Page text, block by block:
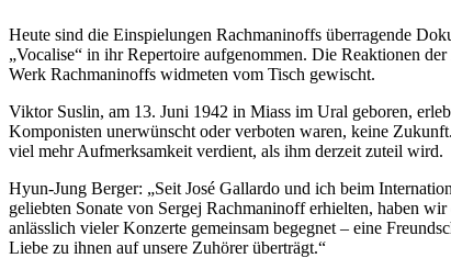
Heute sind die Einspielungen Rachmaninoffs überragende
„Vocalise“ in ihr Repertoire aufgenommen. Die Reaktionen
Werk Rachmaninoffs widmeten vom Tisch gewischt.
Viktor Suslin, am 13. Juni 1942 in Miass im Ural geboren,
Komponisten unerwünscht oder verboten waren, keine
viel mehr Aufmerksamkeit verdient, als ihm derzeit zuteil wird.
Hyun-Jung Berger: „Seit José Gallardo und ich beim
geliebten Sonate von Sergej Rachmaninoff erhielten, haben
anlässlich vieler Konzerte gemeinsam begegnet – eine
Liebe zu ihnen auf unsere Zuhörer überträgt.“